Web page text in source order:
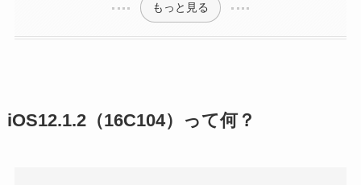
もっと見る
iOS12.1.2（16C104）って何？